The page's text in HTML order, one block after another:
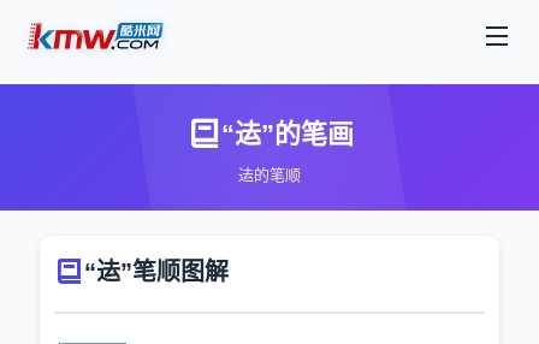
“迲”的笔画
迲的笔顺
“迲”笔顺图解